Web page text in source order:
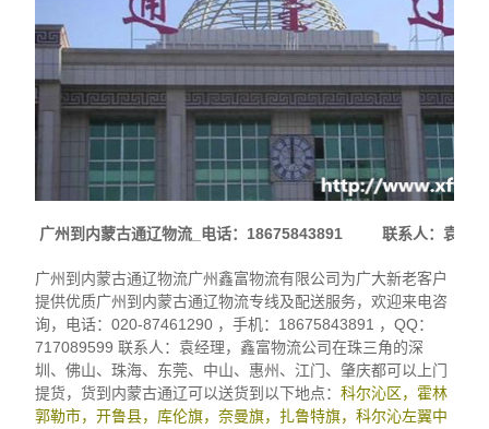
广州到内蒙古通辽物流_电话：18675843891 联系人：袁经理
广州到内蒙古通辽物流广州鑫富物流有限公司为广大新老客户
提供优质广州到内蒙古通辽物流专线及配送服务，欢迎来电咨
询，电话：020-87461290 ，手机：18675843891 ，QQ：
717089599 联系人：袁经理，鑫富物流公司在珠三角的深
圳、佛山、珠海、东莞、中山、惠州、江门、肇庆都可以上门
提货，货到内蒙古通辽可以送货到以下地点：科尔沁区，霍林
郭勒市，开鲁县，库伦旗，奈曼旗，扎鲁特旗，科尔沁左翼中